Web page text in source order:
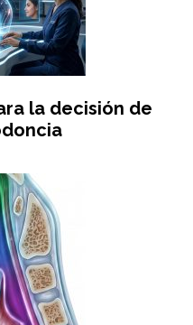
la decisión de